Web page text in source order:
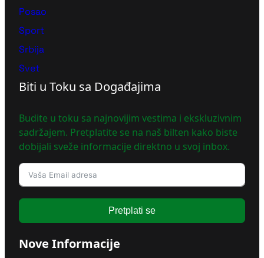
Posao
Sport
Srbija
Svet
Biti u Toku sa Događajima
Budite u toku sa najnovijim vestima i ekskluzivnim
sadržajem. Pretplatite se na naš bilten kako biste
dobijali sveže informacije direktno u svoj inbox.
Pretplati se
Nove Informacije